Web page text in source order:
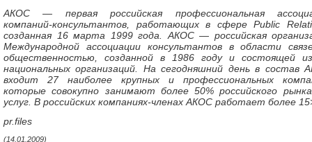
АКОС — первая российская профессиональная
компаний-консультантов, работающих в сфере Public
созданная 16 марта 1999 года. АКОС — российская
Международной ассоциации консультантов в области
общественностью, созданной в 1986 году и состоящей
национальных организаций. На сегодняшний день в состав
входит 27 наиболее крупных и профессиональных
которые совокупно занимают более 50% российского
услуг. В российских компаниях-членах АКОС работает более
pr.files
(14.01.2009)